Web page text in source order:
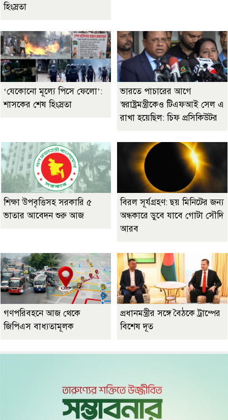
হিংস্রতা
‘যেকোনো মূল্যে পিসে ফেলো’:
শাসকের শেষ হিংস্রতা
ভারতে পাচারের আগে
স্বরাষ্ট্রমন্ত্রীকেও টিএফআই সেল এ
রাখা হয়েছিল: চিফ প্রসিকিউটর
শিক্ষা উপবৃত্তিসহ সরকারি ৫
ভাতার আবেদন শুরু আজ
বিরল সূর্যগ্রহণ: ছয় মিনিটের জন্য
অন্ধকারে ডুবে যাবে গোটা সৌদি
আরব
গণপরিবহনে আজ থেকে
জিপিএস বাধ্যতামূলক
প্রধানমন্ত্রীর সঙ্গে বৈঠকে ট্রাম্পের
বিশেষ দূত